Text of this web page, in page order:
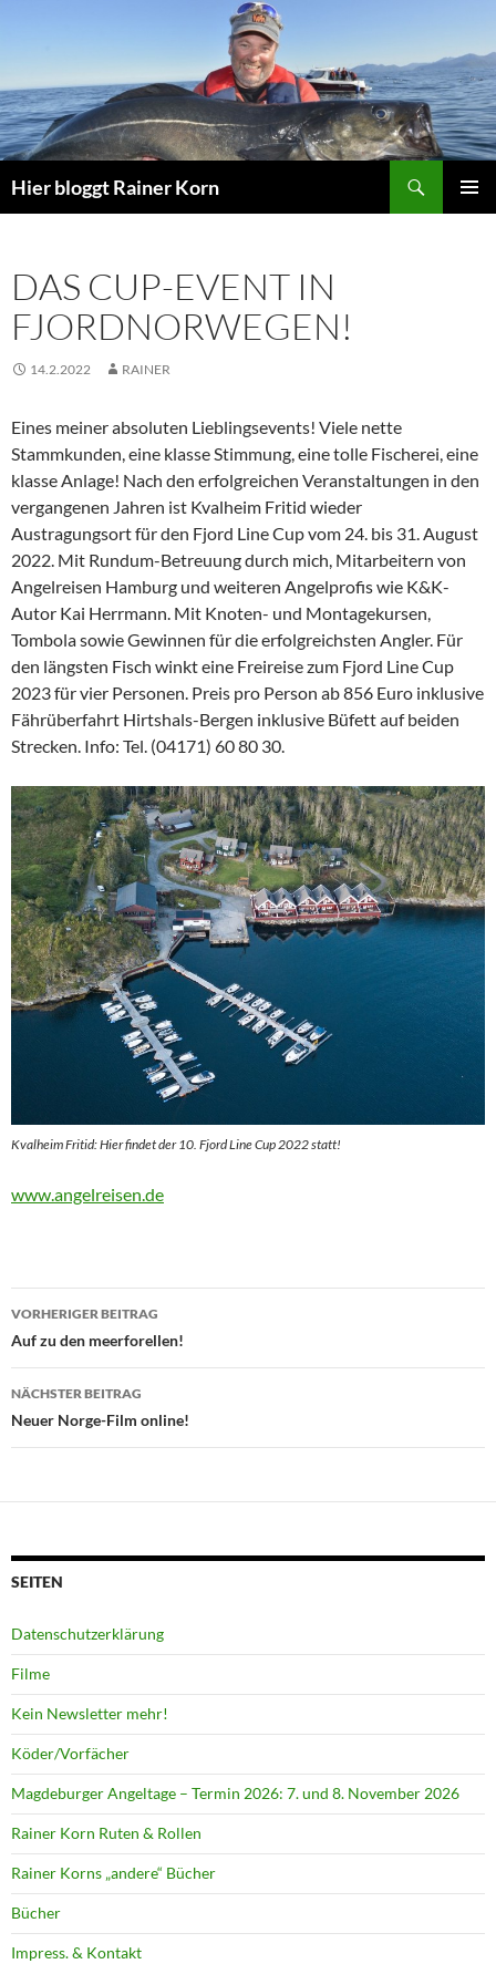
Hier bloggt Rainer Korn
DAS CUP-EVENT IN
FJORDNORWEGEN!
14.2.2022 RAINER
Eines meiner absoluten Lieblingsevents! Viele nette
Stammkunden, eine klasse Stimmung, eine tolle Fischerei, eine
klasse Anlage! Nach den erfolgreichen Veranstaltungen in den
vergangenen Jahren ist Kvalheim Fritid wieder
Austragungsort für den Fjord Line Cup vom 24. bis 31. August
2022. Mit Rundum-Betreuung durch mich, Mitarbeitern von
Angelreisen Hamburg und weiteren Angelprofis wie K&K-
Autor Kai Herrmann. Mit Knoten- und Montagekursen,
Tombola sowie Gewinnen für die erfolgreichsten Angler. Für
den längsten Fisch winkt eine Freireise zum Fjord Line Cup
2023 für vier Personen. Preis pro Person ab 856 Euro inklusive
Fährüberfahrt Hirtshals-Bergen inklusive Büfett auf beiden
Strecken. Info: Tel. (04171) 60 80 30.
Kvalheim Fritid: Hier findet der 10. Fjord Line Cup 2022 statt!
www.angelreisen.de
Beitragsnavigation
VORHERIGER BEITRAG
Auf zu den meerforellen!
NÄCHSTER BEITRAG
Neuer Norge-Film online!
SEITEN
Datenschutzerklärung
Filme
Kein Newsletter mehr!
Köder/Vorfächer
Magdeburger Angeltage – Termin 2026: 7. und 8. November 2026
Rainer Korn Ruten & Rollen
Rainer Korns „andere“ Bücher
Bücher
Impress. & Kontakt